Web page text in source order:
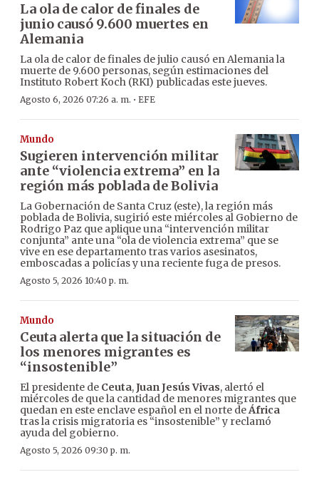
La ola de calor de finales de
junio causó 9.600 muertes en
Alemania
La ola de calor de finales de julio causó en Alemania la
muerte de 9.600 personas, según estimaciones del
Instituto Robert Koch (RKI) publicadas este jueves.
Agosto 6, 2026 07:26 a. m. · EFE
Mundo
Sugieren intervención militar
ante “violencia extrema” en la
región más poblada de Bolivia
La Gobernación de Santa Cruz (este), la región más
poblada de Bolivia, sugirió este miércoles al Gobierno de
Rodrigo Paz que aplique una “intervención militar
conjunta” ante una “ola de violencia extrema” que se
vive en ese departamento tras varios asesinatos,
emboscadas a policías y una reciente fuga de presos.
Agosto 5, 2026 10:40 p. m.
Mundo
Ceuta alerta que la situación de
los menores migrantes es
“insostenible”
El presidente de Ceuta,Juan Jesús Vivas, alertó el
miércoles de que la cantidad de menores migrantes que
quedan en este enclave español en el norte deÁfrica
tras la crisis migratoria es “insostenible” y reclamó
ayuda del gobierno.
Agosto 5, 2026 09:30 p. m.